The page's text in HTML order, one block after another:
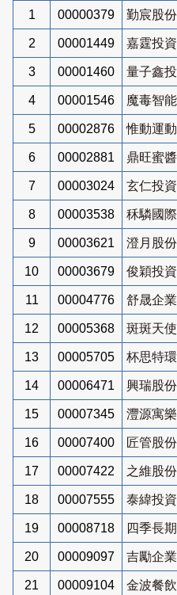
1 00000379 勤宸股
2 00001449 嘉霆投
3 00001460 量子鑫
4 00001546 魔毒智
5 00002876 惟動運
6 00002881 鼎旺蜜
7 00003024 玄仁投
8 00003538 秝驎國
9 00003621 澄月股
10 00003679 俊穎投
11 00004776 舒晟企
12 00005368 斑斑天
13 00005705 杯思特
14 00006471 興瑞股
15 00007345 灃源寓
16 00007400 匠管股
17 00007422 之維股
18 00007555 泰緯投
19 00008718 四季長
20 00009097 吉勵企
21 00009104 金波餐